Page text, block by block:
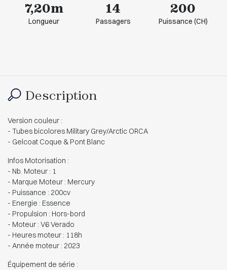
7,20m
Longueur
14
Passagers
200
Puissance (CH)
Description
Version couleur :
- Tubes bicolores Military Grey/Arctic ORCA
- Gelcoat Coque & Pont Blanc
Infos Motorisation :
- Nb. Moteur : 1
- Marque Moteur : Mercury
- Puissance : 200cv
- Energie : Essence
- Propulsion : Hors-bord
- Moteur : V6 Verado
- Heures moteur : 118h
- Année moteur : 2023
Équipement de série :